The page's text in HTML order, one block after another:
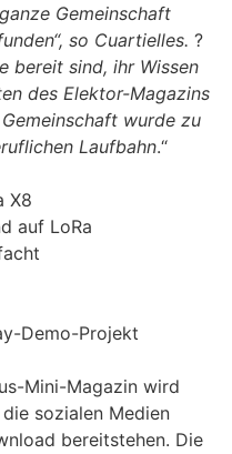
Gemeinschaft
so Cuartielles. ?
bereit sind, ihr Wissen
des Elektor-Magazins
wurde zu
Laufbahn.“
X8
auf LoRa
Demo-Projekt
Mini-Magazin wird
die sozialen Medien
bereitstehen. Die